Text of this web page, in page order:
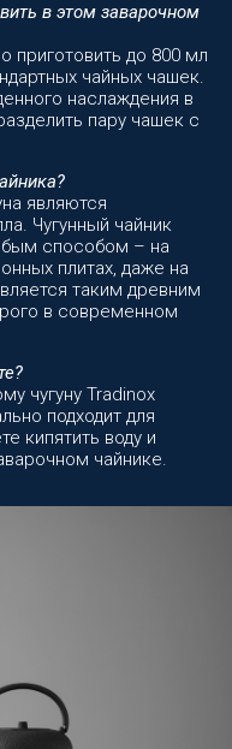
в этом заварочном
приготовить до 800 мл
чайных чашек.
наслаждения в
пару чашек с
являются
Чугунный чайник
способом – на
плитах, даже на
таким древним
в современном
чугуну Tradinox
подходит для
кипятить воду и
чайнике.